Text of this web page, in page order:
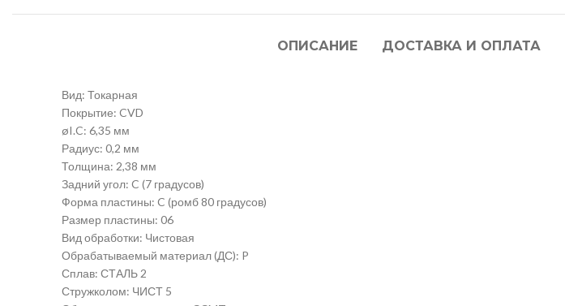
ОПИСАНИЕ ДОСТАВКА И ОПЛАТА
Вид: Токарная
Покрытие: CVD
øI.C: 6,35 мм
Радиус: 0,2 мм
Толщина: 2,38 мм
Задний угол: C (7 градусов)
Форма пластины: C (ромб 80 градусов)
Размер пластины: 06
Вид обработки: Чистовая
Обрабатываемый материал (ДС): P
Сплав: СТАЛЬ 2
Стружколом: ЧИСТ 5